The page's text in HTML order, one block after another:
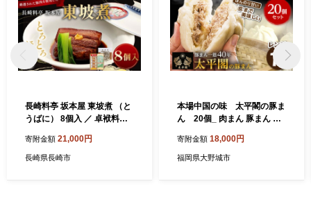
長崎料亭 坂本屋 東坡煮 （と
うばに） 8個入 ／ 卓袱料理
寄附金額 21,000円
長崎県長崎市
本場中国の味 太平閣の豚ま
ん 20個_ 肉まん 豚まん 中
り寄せ 福岡 福岡県 大野城市
人気 ふるさと 【1075360】
寄附金額 18,000円
福岡県大野城市